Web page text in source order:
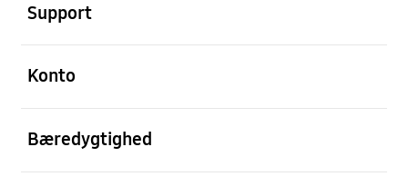
Support
Konto
Bæredygtighed